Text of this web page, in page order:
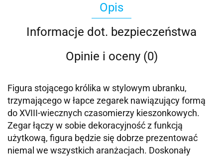
Opis
Informacje dot. bezpieczeństwa
Opinie i oceny (0)
Figura stojącego królika w stylowym ubranku,
trzymającego w łapce zegarek nawiązujący formą
do XVIII-wiecznych czasomierzy kieszonkowych.
Zegar łączy w sobie dekoracyjność z funkcją
użytkową, figura będzie się dobrze prezentować
niemal we wszystkich aranżacjach. Doskonały